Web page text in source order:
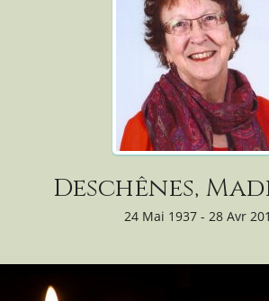
Deschênes,
24 Mai 1937 - 28 Avr